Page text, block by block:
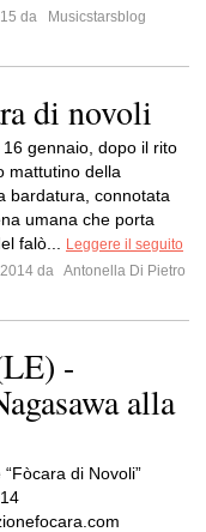
da
Musicstarsblog
di novoli
gennaio, dopo il rito
mattutino della
bardatura, connotata
umana che porta
falò...
Leggere il seguito
2014 da Antonella Di Pietro
-
alla
di Novoli”